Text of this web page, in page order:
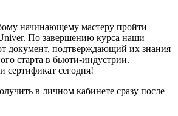
начинающему мастеру пройти
По завершению курса наши
документ, подтверждающий их знания
старта в бьюти-индустрии.
сертификат сегодня!
в личном кабинете сразу после